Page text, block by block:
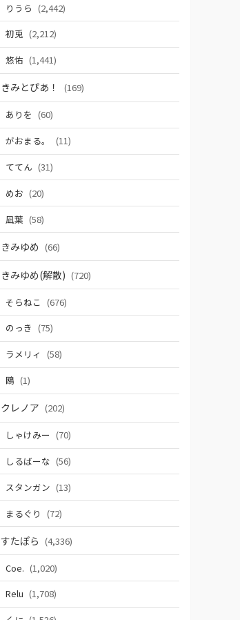
りうら (2,442)
初兎 (2,212)
悠佑 (1,441)
きみとぴあ！ (169)
ありを (60)
がおまる。
(11)
ててん (31)
めお (20)
凪葉 (58)
きみゆめ (66)
きみゆめ(解散) (720)
そらねこ (676)
のっき (75)
ラメリィ (58)
鴎 (1)
クレノア (202)
しゃけみー (70)
しるばーな (56)
スタンガン (13)
まるぐり (72)
すたぽら (4,336)
Coe. (1,020)
Relu (1,708)